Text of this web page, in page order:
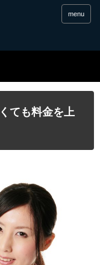
menu
ても料金を上